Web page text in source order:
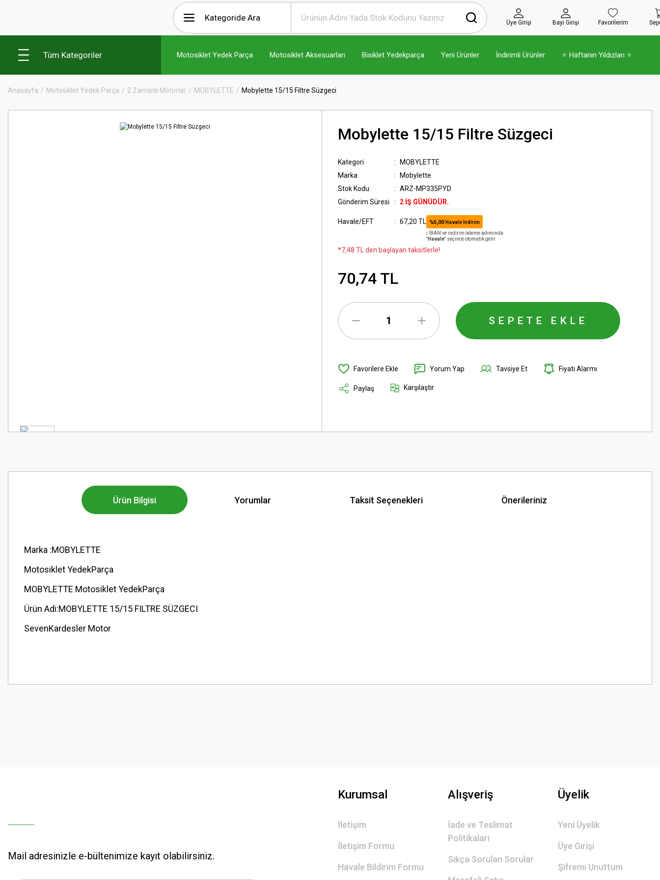
Üye Girişi Bayi Girişi Favorilerim
Tüm Kategoriler Motosiklet Yedek Parça Motosiklet Aksesuarları Bisiklet Yedekparça Yeni Ürünler İndirimli Ürünler ⭐ Haftanın Yıldızları ⭐
Anasayfa Motosiklet Yedek Parça 2 Zamanlı Motorlar MOBYLETTE Mobylette 15/15 Filtre Süzgeci
Mobylette 15/15 Filtre Süzgeci
Kategori
MOBYLETTE
Marka
Mobylette
Stok Kodu
ARZ-MP335PYD
Gönderim Süresi
2 İŞ GÜNÜDÜR.
Havale/EFT 67,20 TL %5,00 Havale İndirim
ℹ️ IBAN ve indirim ödeme adımında
'Havale' seçince otomatik gelir.
*7,48 TL den başlayan taksitlerle!
70,74 TL
SEPETE EKLE
Yorum Yap Tavsiye Et Fiyatı Alarmı
Paylaş Karşılaştır
Ürün Bilgisi Yorumlar Taksit Seçenekleri Önerileriniz
Marka :MOBYLETTE
Motosiklet YedekParça
MOBYLETTE Motosiklet YedekParça
Ürün Adi:MOBYLETTE 15/15 FILTRE SÜZGECI
SevenKardesler Motor
Görüş ve önerileriniz için teşekkür ederiz.
Gönder
Mail adresinizle e-bültenimize kayıt olabilirsiniz.
Kurumsal
İletişim
İletişim Formu
Havale Bildirim Formu
Alışveriş
İade ve Teslimat
Politikaları
Sıkça Sorulan Sorular
Üyelik
Yeni Üyelik
Üye Girişi
Şifremi Unuttum